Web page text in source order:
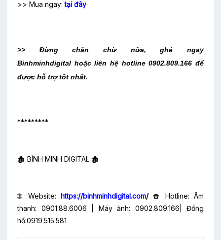
>> Mua ngay:tại đây
>> Đừng chần chừ nữa, ghé ngay
Binhminhdigital hoặc liên hệ hotline 0902.809.166 để
được hỗ trợ tốt nhất.
*********
🏚️ BÌNH MINH DIGITAL 🏚️
🌐 Website:https://binhminhdigital.com/☎️ Hotline: Âm
thanh: 0901.88.6006 | Máy ảnh: 0902.809.166| Đồng
hồ:0919.515.581